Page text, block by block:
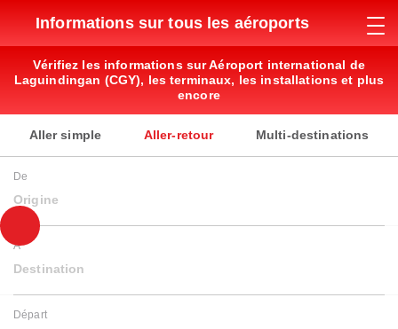
Informations sur tous les aéroports
Vérifiez les informations sur Aéroport international de
Laguindingan (CGY), les terminaux, les installations et plus
encore
Aller simple Aller-retour Multi-destinations
De
Origine
À
Destination
Départ